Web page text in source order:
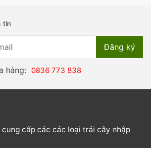
tin
hàng: 0836 773 838
cấp các các loại trái cây nhập